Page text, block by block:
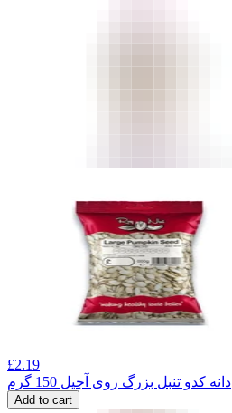
£2.19
دانه کدو تنبل بزرگ روی آجیل 150 گرم
Add to cart